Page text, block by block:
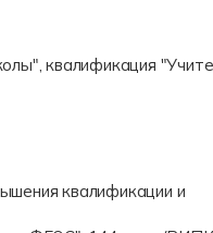
квалификация
квалификации и